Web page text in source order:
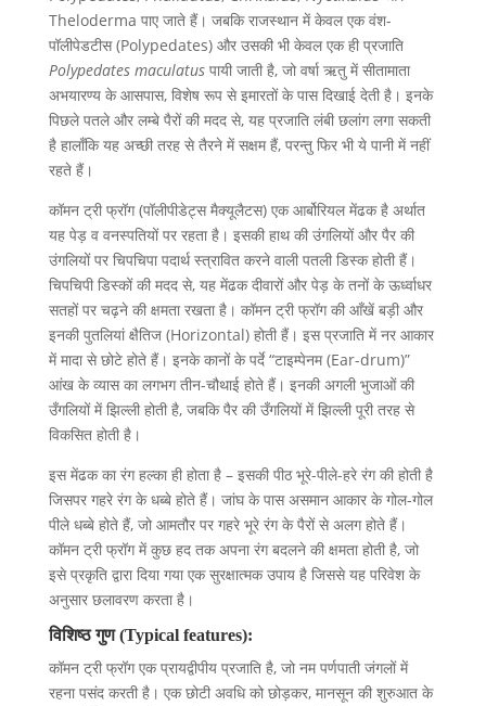
Theloderma पाए जाते हैं। जबकि राजस्थान में केवल एक वंश-
पॉलीपेडटीस (Polypedates) और उसकी भी केवल एक ही प्रजाति
Polypedates maculatusपायी जाती है, जो वर्षा ऋतु में सीतामाता
अभयारण्य के आसपास, विशेष रूप से इमारतों के पास दिखाई देती है। इनके
पिछले पतले और लम्बे पैरों की मदद से, यह प्रजाति लंबी छलांग लगा सकती
है हालाँकि यह अच्छी तरह से तैरने में सक्षम हैं, परन्तु फिर भी ये पानी में नहीं
रहते हैं।
कॉमन ट्री फ्रॉग (पॉलीपीडेट्स मैक्यूलैटस) एक आर्बोरियल मेंढक है अर्थात
यह पेड़ व वनस्पतियों पर रहता है। इसकी हाथ की उंगलियों और पैर की
उंगलियों पर चिपचिपा पदार्थ स्त्रावित करने वाली पतली डिस्क होती हैं।
चिपचिपी डिस्कों की मदद से, यह मेंढक दीवारों और पेड़ के तनों के ऊर्ध्वाधर
सतहों पर चढ़ने की क्षमता रखता है। कॉमन ट्री फ्रॉग की आँखें बड़ी और
इनकी पुतलियां क्षैतिज (Horizontal) होती हैं। इस प्रजाति में नर आकार
में मादा से छोटे होते हैं। इनके कानों के पर्दे “टाइम्पेनम (Ear-drum)”
आंख के व्यास का लगभग तीन-चौथाई होते हैं। इनकी अगली भुजाओं की
उँगलियों में झिल्ली होती है, जबकि पैर की उँगलियों में झिल्ली पूरी तरह से
विकसित होती है।
इस मेंढक का रंग हल्का ही होता है – इसकी पीठ भूरे-पीले-हरे रंग की होती है
जिसपर गहरे रंग के धब्बे होते हैं। जांघ के पास असमान आकार के गोल-गोल
पीले धब्बे होते हैं, जो आमतौर पर गहरे भूरे रंग के पैरों से अलग होते हैं।
कॉमन ट्री फ्रॉग में कुछ हद तक अपना रंग बदलने की क्षमता होती है, जो
इसे प्रकृति द्वारा दिया गया एक सुरक्षात्मक उपाय है जिससे यह परिवेश के
अनुसार छलावरण करता है।
विशिष्ठ गुण (Typical features):
कॉमन ट्री फ्रॉग एक प्रायद्वीपीय प्रजाति है, जो नम पर्णपाती जंगलों में
रहना पसंद करती है। एक छोटी अवधि को छोड़कर, मानसून की शुरुआत के